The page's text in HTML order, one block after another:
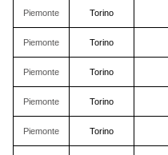
Piemonte Torino
Piemonte Torino
Piemonte Torino
Piemonte Torino
Piemonte Torino